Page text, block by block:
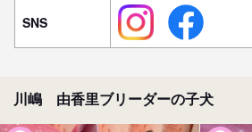
SNS
川嶋 由香里ブリーダーの子犬